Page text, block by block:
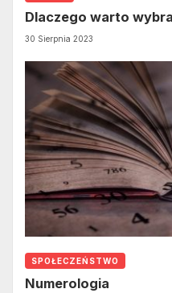
Dlaczego warto
30 Sierpnia 2023
SPOŁECZEŃSTWO
Numerologia